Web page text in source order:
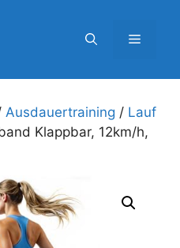
Menü
Ausdauertraining / Lauf
Klappbar, 12km/h,